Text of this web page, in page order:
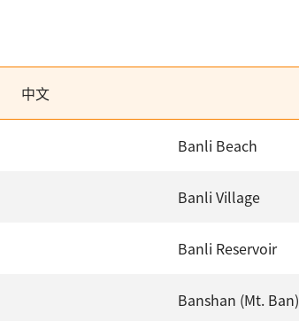
中文
Banli Beach
Banli Village
Banli Reservoir
Banshan (Mt. Ban)